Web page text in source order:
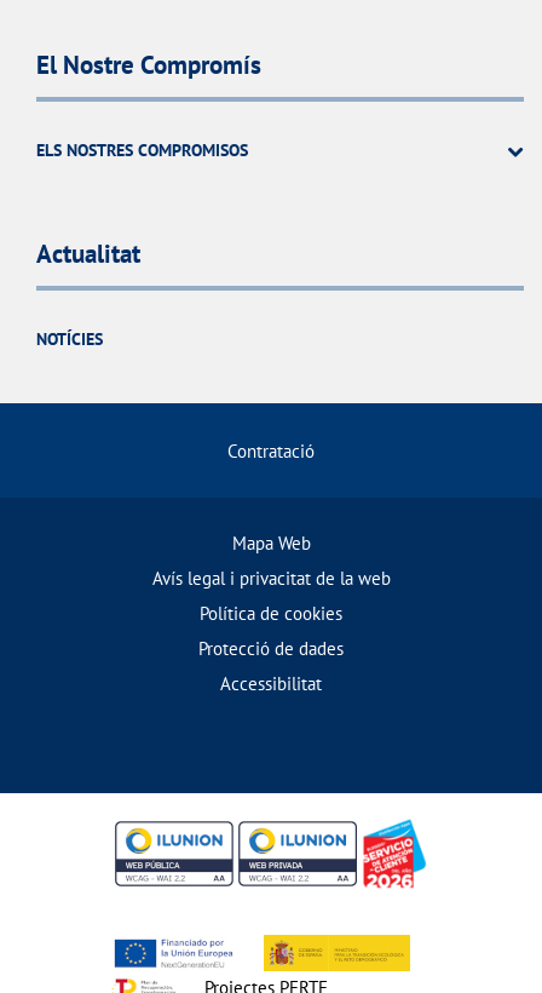
El Nostre Compromís
ELS NOSTRES COMPROMISOS
Actualitat
NOTÍCIES
Contratació
Mapa Web
Avís legal i privacitat de la web
Política de cookies
Protecció de dades
Accessibilitat
Projectes PERTE